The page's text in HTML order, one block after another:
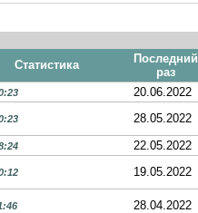
Статистика
Последний
раз
20.06.2022
28.05.2022
22.05.2022
19.05.2022
28.04.2022